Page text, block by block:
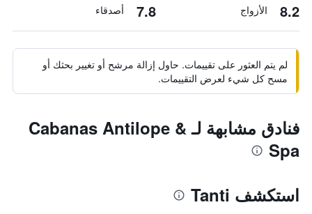
8.2 الأزواج 7.8 أصدقاء
لم يتم العثور على تقييمات. حاول إزالة مرشح أو تغيير بحثك أو
مسح كل شيء لعرض التقييمات.
فنادق مشابهة لـ Cabanas Antilope &
Spa
استكشف Tanti